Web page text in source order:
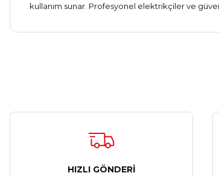
kullanım sunar. Profesyonel elektrikçiler ve
HIZLI GÖNDERİ